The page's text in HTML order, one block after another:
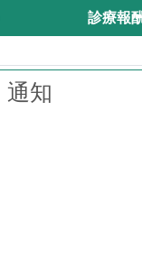
診療報
通知